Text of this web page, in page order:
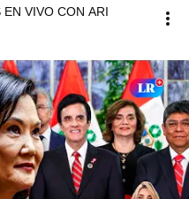
EN VIVO CON ARI